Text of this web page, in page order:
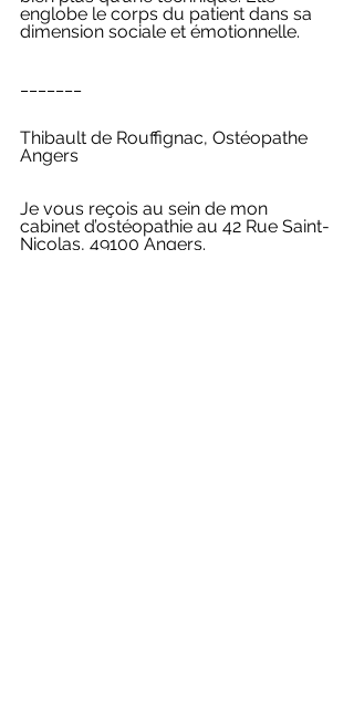
englobe le corps du patient dans sa
dimension sociale et émotionnelle.
Thibault de Rouffignac, Ostéopathe
Angers
Je vous reçois au sein de mon
cabinet d’ostéopathie au 42 Rue Saint-
Nicolas, 49100 Angers.